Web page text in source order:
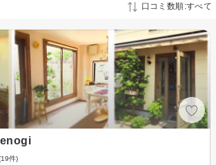
口コミ数順:すべて
件)